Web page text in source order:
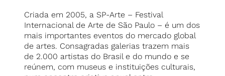
Criada em 2005, a SP-Arte – Festival
Internacional de Arte de São Paulo – é um dos
mais importantes eventos do mercado global
de artes. Consagradas galerias trazem mais
de 2.000 artistas do Brasil e do mundo e se
reúnem, com museus e instituições culturais,